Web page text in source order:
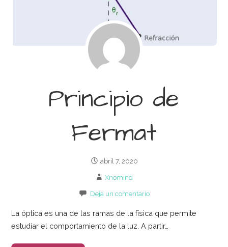
Principio de
Fermat
abril 7, 2020
Xnomind
Deja un comentario
La óptica es una de las ramas de la física que permite
estudiar el comportamiento de la luz. A partir…